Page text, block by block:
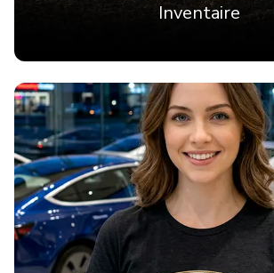
Inventaire